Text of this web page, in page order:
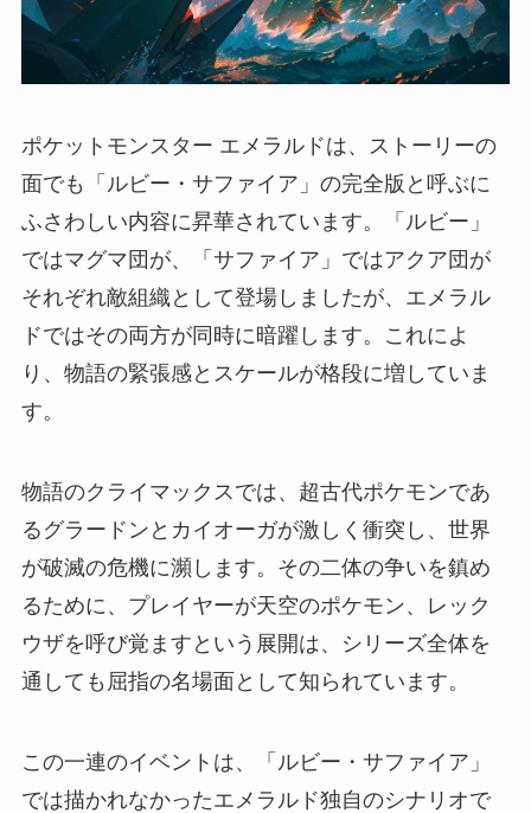
ポケットモンスター エメラルドは、ストーリーの
面でも「ルビー・サファイア」の完全版と呼ぶに
ふさわしい内容に昇華されています。「ルビー」
ではマグマ団が、「サファイア」ではアクア団が
それぞれ敵組織として登場しましたが、エメラル
ドではその両方が同時に暗躍します。これによ
り、物語の緊張感とスケールが格段に増していま
す。
物語のクライマックスでは、超古代ポケモンであ
るグラードンとカイオーガが激しく衝突し、世界
が破滅の危機に瀕します。その二体の争いを鎮め
るために、プレイヤーが天空のポケモン、レック
ウザを呼び覚ますという展開は、シリーズ全体を
通しても屈指の名場面として知られています。
この一連のイベントは、「ルビー・サファイア」
では描かれなかったエメラルド独自のシナリオで